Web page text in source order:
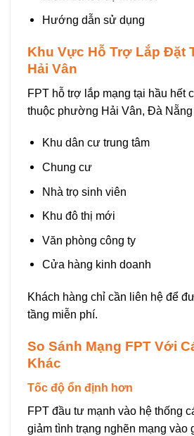
Hướng dẫn sử dụng
Khu Vực Hỗ Trợ Lắp Đặt
Hải Vân
FPT hỗ trợ lắp mạng tại hầu hết
thuộc phường Hải Vân, Đà Nẵng
Khu dân cư trung tâm
Chung cư
Nhà trọ sinh viên
Khu đô thị mới
Văn phòng công ty
Cửa hàng kinh doanh
Khách hàng chỉ cần liên hệ để
tầng miễn phí.
So Sánh Mạng FPT Với
Khác
Tốc độ ổn định hơn
FPT đầu tư mạnh vào hệ thống
giảm tình trạng nghẽn mạng vào